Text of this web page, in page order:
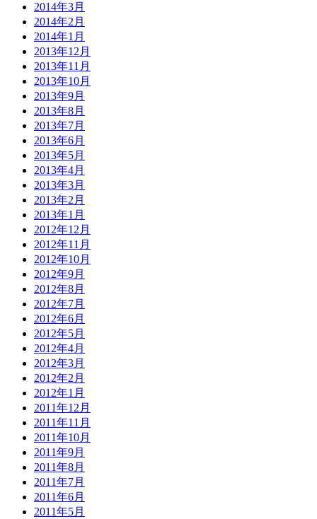
2014年3月
2014年2月
2014年1月
2013年12月
2013年11月
2013年10月
2013年9月
2013年8月
2013年7月
2013年6月
2013年5月
2013年4月
2013年3月
2013年2月
2013年1月
2012年12月
2012年11月
2012年10月
2012年9月
2012年8月
2012年7月
2012年6月
2012年5月
2012年4月
2012年3月
2012年2月
2012年1月
2011年12月
2011年11月
2011年10月
2011年9月
2011年8月
2011年7月
2011年6月
2011年5月